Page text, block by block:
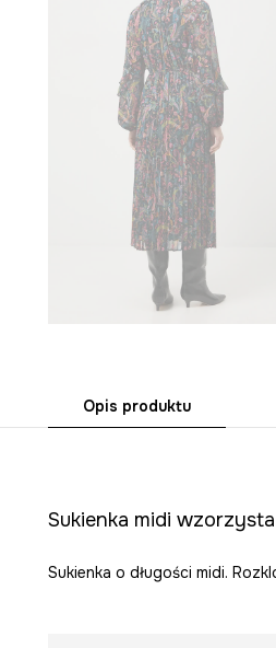
Opis produktu
Sukienka midi wzorzysta
Sukienka o długości midi.